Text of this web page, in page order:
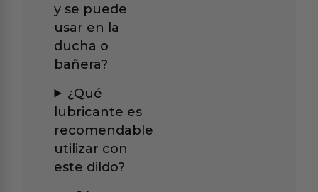
y se puede
usar en la
ducha o
bañera?
¿Qué
lubricante es
recomendable
utilizar con
este dildo?